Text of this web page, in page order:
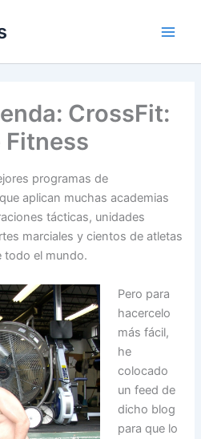
CrossFit:
Fitness
programas de
aplican muchas academias
tácticas, unidades
marciales y cientos de atletas
todo el mundo.
Pero para
hacercelo
más fácil,
he
colocado
un feed de
dicho blog
para que lo